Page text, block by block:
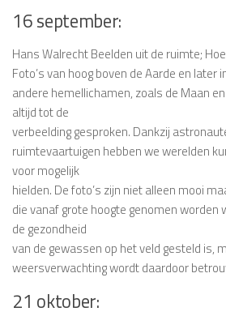
16 september:
Hans Walrecht Beelden uit de ruimte;
Foto’s van hoog boven de Aarde en later
andere hemellichamen, zoals de Maan
altijd tot de
verbeelding gesproken. Dankzij
ruimtevaartuigen hebben we werelden
voor mogelijk
hielden. De foto’s zijn niet alleen mooi
die vanaf grote hoogte genomen worden
de gezondheid
van de gewassen op het veld gesteld is,
weersverwachting wordt daardoor
21 oktober: